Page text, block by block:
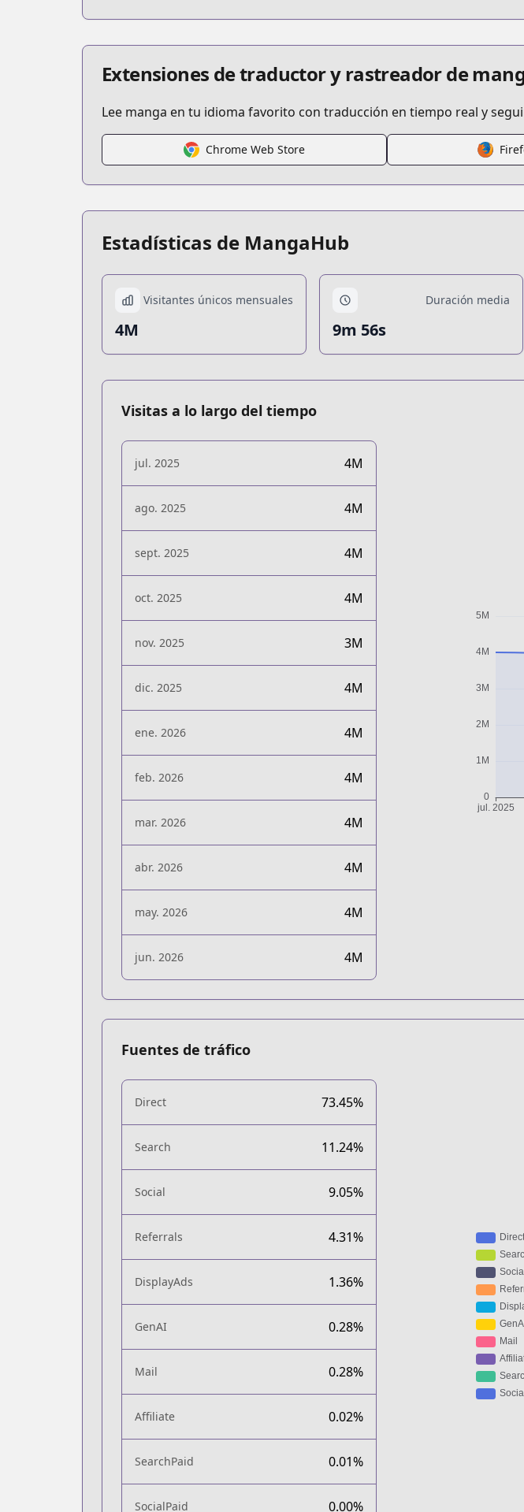
Extensiones de traductor y rastreador de
Lee manga en tu idioma favorito con traducción en tiempo real y
Chrome Web Store
Estadísticas de MangaHub
Visitantes únicos mensuales
4M
Duración media
9m 56s
Visitas a lo largo del tiempo
jul. 2025 4M
ago. 2025 4M
sept. 2025 4M
oct. 2025 4M
nov. 2025 3M
dic. 2025 4M
ene. 2026 4M
feb. 2026 4M
mar. 2026 4M
abr. 2026 4M
may. 2026 4M
jun. 2026 4M
Fuentes de tráfico
Direct 73.45%
Search 11.24%
Social 9.05%
Referrals 4.31%
DisplayAds 1.36%
GenAI 0.28%
Mail 0.28%
Affiliate 0.02%
SearchPaid 0.01%
SocialPaid 0.00%